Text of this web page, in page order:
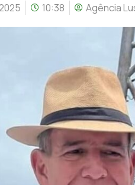
10:38 Agência